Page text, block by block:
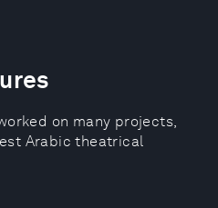
on many projects,
Arabic theatrical